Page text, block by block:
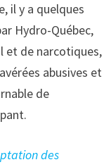
il y a quelques
Hydro-Québec,
et de narcotiques,
abusives et
de
des